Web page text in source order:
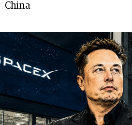
China